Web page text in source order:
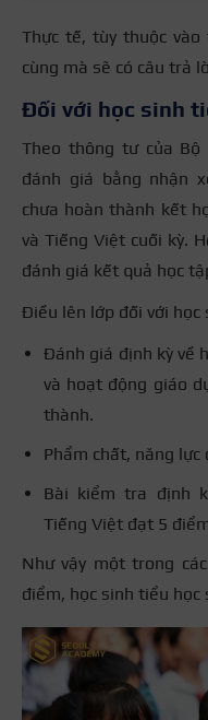
Thực tế, tùy thuộc
cùng mà sẽ có câu trả
Đối với học sinh
Theo thông tư của
đánh giá bằng nhận
chưa hoàn thành kết
và Tiếng Việt cuối kỳ.
đánh giá kết quả học
Điều lên lớp đối với học
Đánh giá định kỳ về
và hoạt động giáo
thành.
Phẩm chất, năng
Bài kiểm tra định
Tiếng Việt đạt 5
Như vậy một trong
điểm, học sinh tiểu học